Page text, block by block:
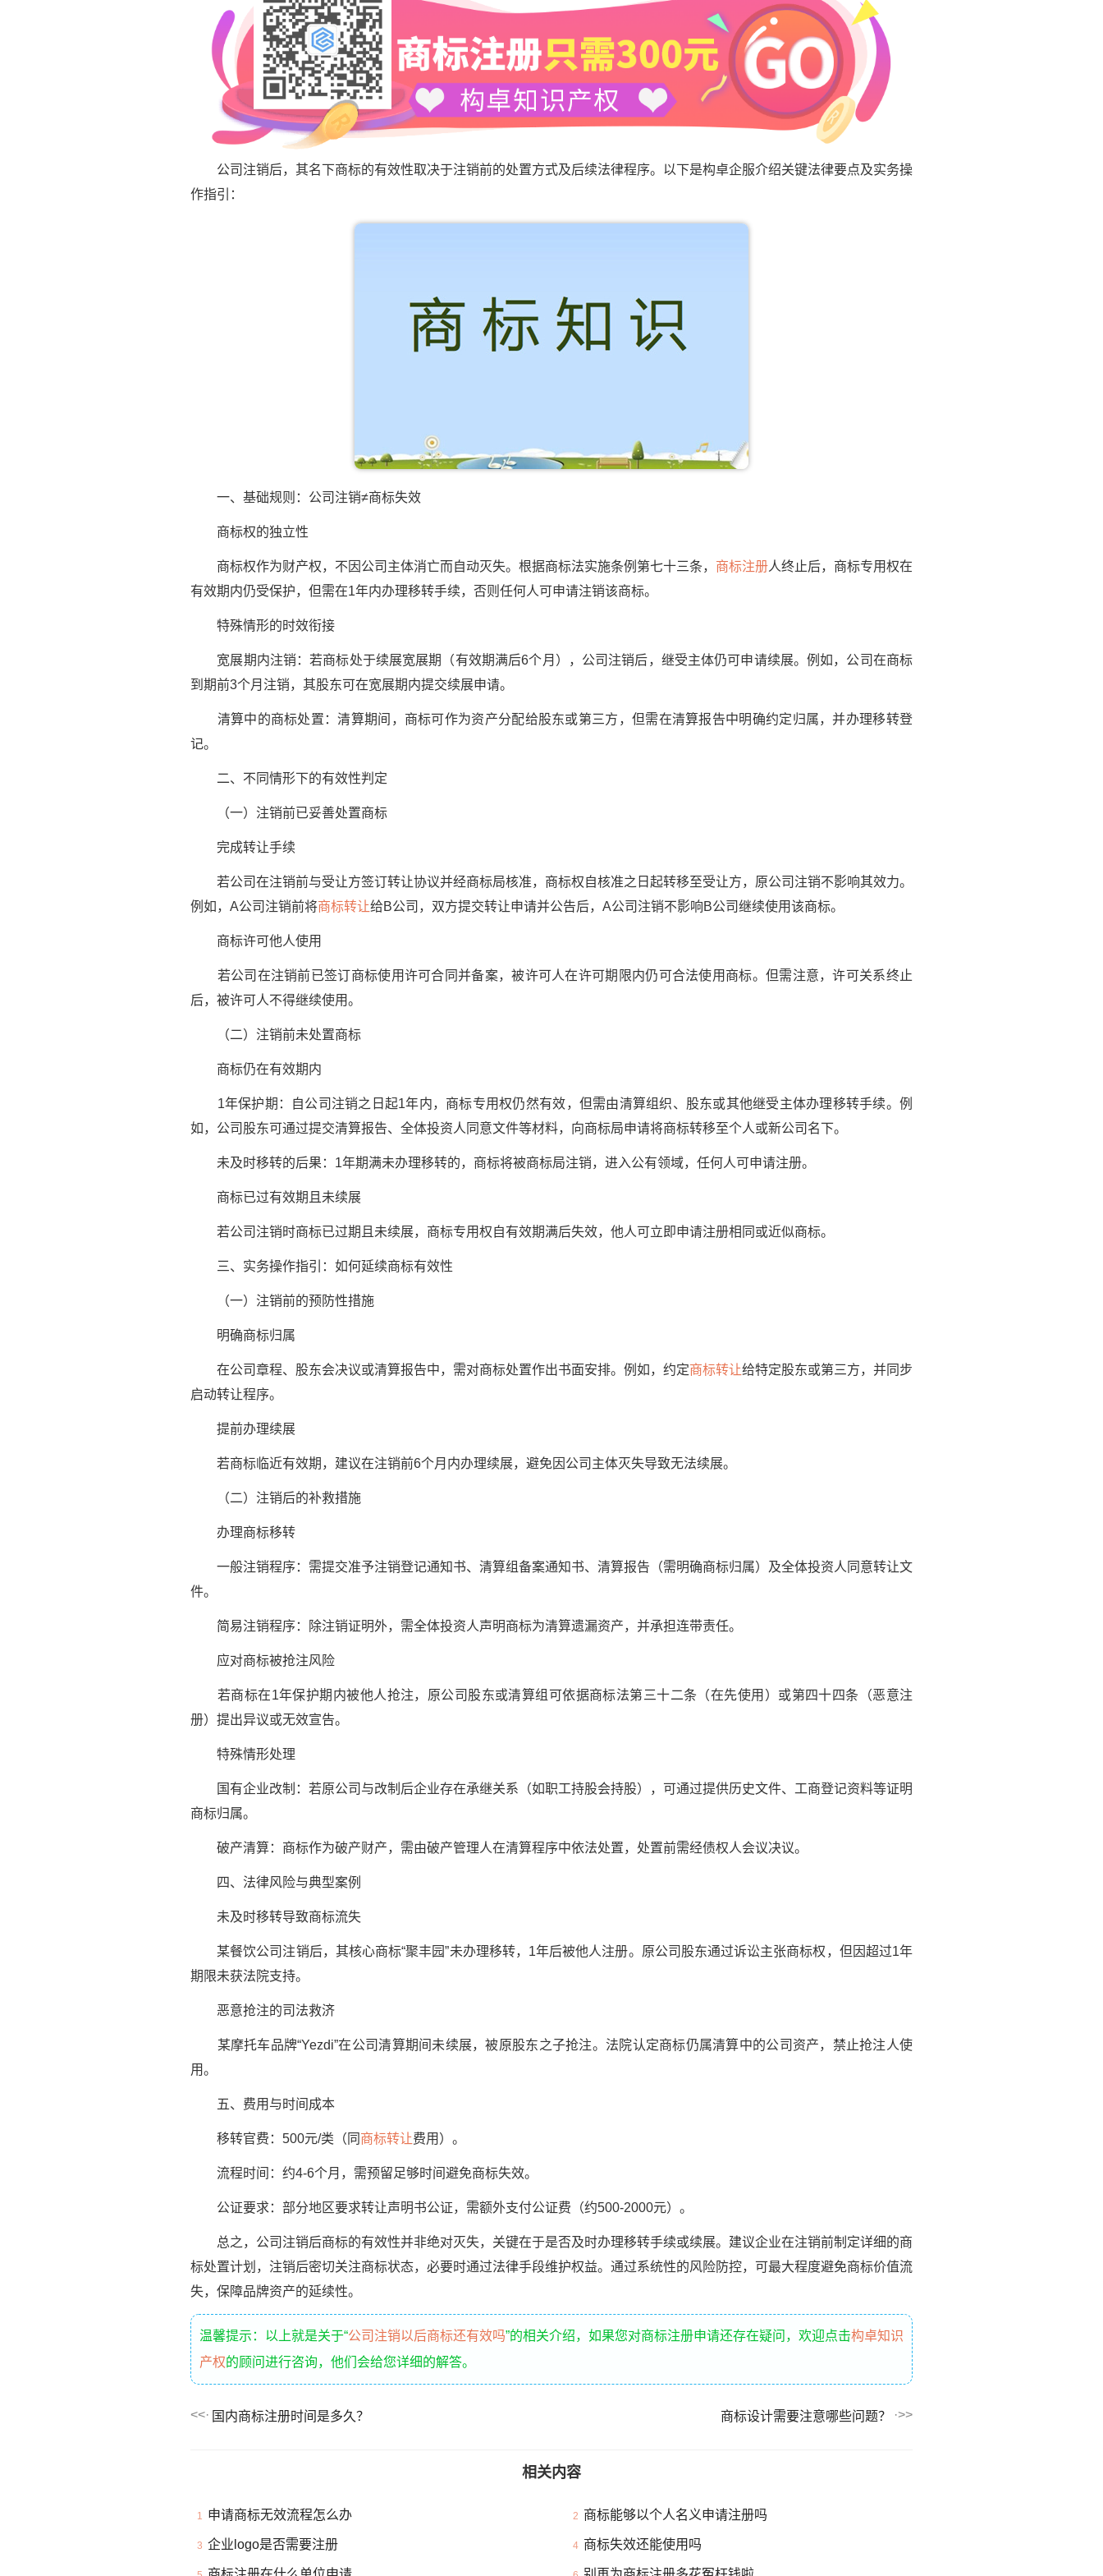
公司注销后，其名下商标的有效性取决于注销前的处置方式及后续法律程序。以下是构卓企服介绍关键法律要点及实务操
作指引：
一、基础规则：公司注销≠商标失效
商标权的独立性
商标权作为财产权，不因公司主体消亡而自动灭失。根据商标法实施条例第七十三条， 商标注册人终止后，商标专用权在
有效期内仍受保护，但需在1年内办理移转手续，否则任何人可申请注销该商标。
特殊情形的时效衔接
宽展期内注销：若商标处于续展宽展期（有效期满后6个月），公司注销后，继受主体仍可申请续展。例如，公司在商标
到期前3个月注销，其股东可在宽展期内提交续展申请。
清算中的商标处置：清算期间，商标可作为资产分配给股东或第三方，但需在清算报告中明确约定归属，并办理移转登
记。
二、不同情形下的有效性判定
（一）注销前已妥善处置商标
完成转让手续
若公司在注销前与受让方签订转让协议并经商标局核准，商标权自核准之日起转移至受让方，原公司注销不影响其效力。
例如，A公司注销前将商标转让给B公司，双方提交转让申请并公告后，A公司注销不影响B公司继续使用该商标。
商标许可他人使用
若公司在注销前已签订商标使用许可合同并备案，被许可人在许可期限内仍可合法使用商标。但需注意，许可关系终止
后，被许可人不得继续使用。
（二）注销前未处置商标
商标仍在有效期内
1年保护期：自公司注销之日起1年内，商标专用权仍然有效，但需由清算组织、股东或其他继受主体办理移转手续。例
如，公司股东可通过提交清算报告、全体投资人同意文件等材料，向商标局申请将商标转移至个人或新公司名下。
未及时移转的后果：1年期满未办理移转的，商标将被商标局注销，进入公有领域，任何人可申请注册。
商标已过有效期且未续展
若公司注销时商标已过期且未续展，商标专用权自有效期满后失效，他人可立即申请注册相同或近似商标。
三、实务操作指引：如何延续商标有效性
（一）注销前的预防性措施
明确商标归属
在公司章程、股东会决议或清算报告中，需对商标处置作出书面安排。例如，约定商标转让给特定股东或第三方，并同步
启动转让程序。
提前办理续展
若商标临近有效期，建议在注销前6个月内办理续展，避免因公司主体灭失导致无法续展。
（二）注销后的补救措施
办理商标移转
一般注销程序：需提交准予注销登记通知书、清算组备案通知书、清算报告（需明确商标归属）及全体投资人同意转让文
件。
简易注销程序：除注销证明外，需全体投资人声明商标为清算遗漏资产，并承担连带责任。
应对商标被抢注风险
若商标在1年保护期内被他人抢注，原公司股东或清算组可依据商标法第三十二条（在先使用）或第四十四条（恶意注
册）提出异议或无效宣告。
特殊情形处理
国有企业改制：若原公司与改制后企业存在承继关系（如职工持股会持股），可通过提供历史文件、工商登记资料等证明
商标归属。
破产清算：商标作为破产财产，需由破产管理人在清算程序中依法处置，处置前需经债权人会议决议。
四、法律风险与典型案例
未及时移转导致商标流失
某餐饮公司注销后，其核心商标“聚丰园”未办理移转，1年后被他人注册。原公司股东通过诉讼主张商标权，但因超过1年
期限未获法院支持。
恶意抢注的司法救济
某摩托车品牌“Yezdi”在公司清算期间未续展，被原股东之子抢注。法院认定商标仍属清算中的公司资产，禁止抢注人使
用。
五、费用与时间成本
移转官费：500元/类（同 商标转让费用）。
流程时间：约4-6个月，需预留足够时间避免商标失效。
公证要求：部分地区要求转让声明书公证，需额外支付公证费（约500-2000元）。
总之，公司注销后商标的有效性并非绝对灭失，关键在于是否及时办理移转手续或续展。建议企业在注销前制定详细的商
标处置计划，注销后密切关注商标状态，必要时通过法律手段维护权益。通过系统性的风险防控，可最大程度避免商标价值流
失，保障品牌资产的延续性。
温馨提示：以上就是关于“公司注销以后商标还有效吗”的相关介绍，如果您对商标注册申请还存在疑问，欢迎点击构卓知识
产权的顾问进行咨询，他们会给您详细的解答。
国内商标注册时间是多久？ 商标设计需要注意哪些问题？
相关内容
1 申请商标无效流程怎么办 2 商标能够以个人名义申请注册吗
3 企业logo是否需要注册 4 商标失效还能使用吗